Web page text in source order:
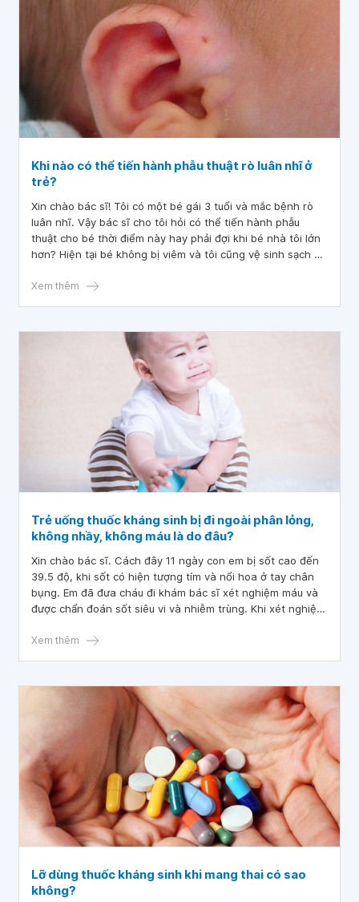
Khi nào có thể tiến hành phẫu thuật rò luân nhĩ ở
trẻ?
Xin chào bác sĩ! Tôi có một bé gái 3 tuổi và mắc bệnh rò
luân nhĩ. Vậy bác sĩ cho tôi hỏi có thể tiến hành phẫu
thuật cho bé thời điểm này hay phải đợi khi bé nhà tôi lớn
hơn? Hiện tại bé không bị viêm và tôi cũng vệ sinh sạch sẽ
tư vấn và giải đáp. Tôi xin chân thành cảm ơn!
Xem thêm
Trẻ uống thuốc kháng sinh bị đi ngoài phân lỏng,
không nhầy, không máu là do đâu?
Xin chào bác sĩ. Cách đây 11 ngày con em bị sốt cao đến
39.5 độ, khi sốt có hiện tượng tím và nổi hoa ở tay chân
bụng. Em đã đưa cháu đi khám bác sĩ xét nghiệm máu và
được chẩn đoán sốt siêu vi và nhiễm trùng. Khi xét nghiệm
cho bé điều trị kháng sinh 3 ngày. Trong ngày thứ hai
trình đó con gặp hiện tượng trẻ sốt cao và tiêu chảy, phân
lỏng nhưng không có nhầy, không máu. Ngày thứ bảy em
đưa bé đi khám lại bác sĩ cho xuất viện. Đến ngày hôm nay
đo nhiệt độ bé là 37.5, đi phân lúc lỏng lúc bình thường.
Xin hỏi bác sĩ trẻ uống thuốc kháng sinh bị đi ngoài phân
lỏng, không nhầy, không máu là do đâu ạ? Cảm ơn bác sĩ
tư vấn ạ.
Xem thêm
Lỡ dùng thuốc kháng sinh khi mang thai có sao
không?